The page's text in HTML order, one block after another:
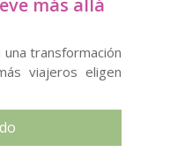
transformación
viajeros eligen